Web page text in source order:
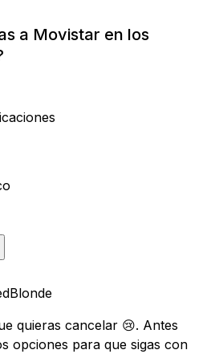
a Movistar en los
quieras cancelar 😢. Antes
opciones para que sigas con